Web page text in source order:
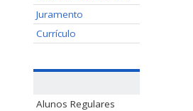
Juramento
Currículo
Alunos Regulares